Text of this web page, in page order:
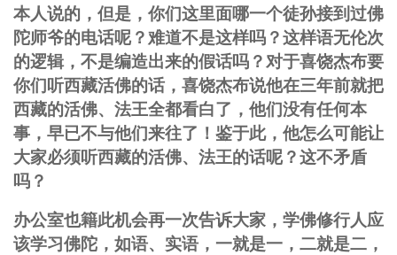
本人说的，但是，你们这里面哪一个徒孙接到过佛
陀师爷的电话呢？难道不是这样吗？这样语无伦次
的逻辑，不是编造出来的假话吗？对于喜饶杰布要
你们听西藏活佛的话，喜饶杰布说他在三年前就把
西藏的活佛、法王全都看白了，他们没有任何本
事，早已不与他们来往了！鉴于此，他怎么可能让
大家必须听西藏的活佛、法王的话呢？这不矛盾
吗？
办公室也籍此机会再一次告诉大家，学佛修行人应
该学习佛陀，如语、实语，一就是一，二就是二，